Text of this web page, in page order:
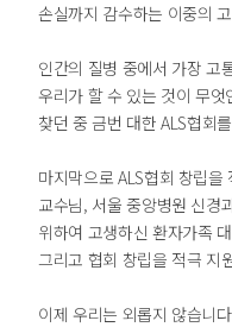
손실까지 감수하는 이중의
인간의 질병 중에서 가장 고
우리가 할 수 있는 것이 무
찾던 중 금번 대한 ALS협회
마지막으로 ALS협회 창립
교수님, 서울 중앙병원 신경
위하여 고생하신 환자가족
그리고 협회 창립을 적극 지
이제 우리는 외롭지 않습니